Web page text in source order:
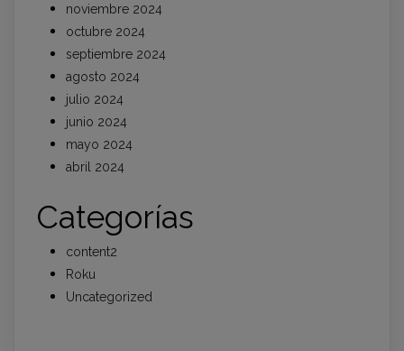
noviembre 2024
octubre 2024
septiembre 2024
agosto 2024
julio 2024
junio 2024
mayo 2024
abril 2024
Categorías
content2
Roku
Uncategorized